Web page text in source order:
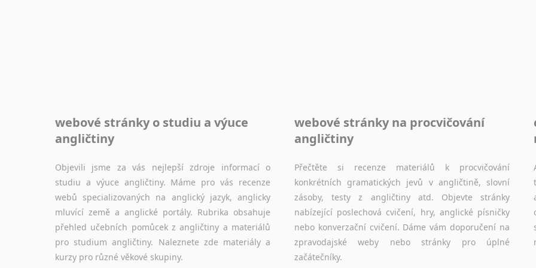
Životopis v angličtině
Hledáte-li si práci v zahraničí, bez životopisu v
však může fakt, že pro něj platí stejná obecná pravidla, jako pro český životopis. Tak dost otálení a začněte s pomocí materiálů na této stránce psát!
webové stránky o studiu a výuce
angličtiny
Objevili jsme za vás nejlepší zdroje informací o
studiu a výuce angličtiny. Máme pro vás recenze
webů specializovaných na anglický jazyk, anglicky
mluvící země a anglické portály. Rubrika obsahuje
přehled učebních pomůcek z angličtiny a materiálů
pro studium angličtiny. Naleznete zde materiály a
kurzy pro různé věkové skupiny.
webové stránky na procvičování
angličtiny
Přečtěte si recenze materiálů k procvičování
konkrétních gramatických jevů v angličtině, slovní
zásoby, testy z angličtiny atd. Objevte stránky
nabízející poslechová cvičení, hry, anglické písničky
nebo konverzační cvičení. Dáme vám doporučení na
zpravodajské weby nebo stránky pro úplné
začátečníky.